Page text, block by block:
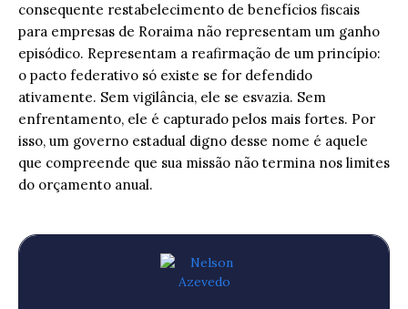
consequente restabelecimento de benefícios fiscais
para empresas de Roraima não representam um ganho
episódico. Representam a reafirmação de um princípio:
o pacto federativo só existe se for defendido
ativamente. Sem vigilância, ele se esvazia. Sem
enfrentamento, ele é capturado pelos mais fortes. Por
isso, um governo estadual digno desse nome é aquele
que compreende que sua missão não termina nos limites
do orçamento anual.